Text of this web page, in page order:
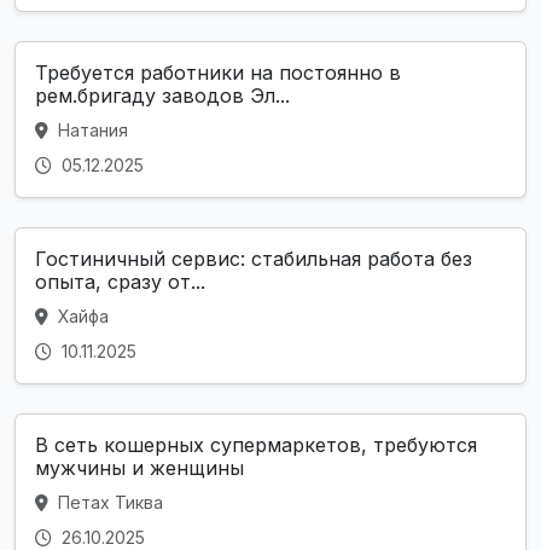
Требуется работники на постоянно в
рем.бригаду заводов Эл...
Натания
05.12.2025
Гостиничный сервис: стабильная работа без
опыта, сразу от...
Хайфа
10.11.2025
В сеть кошерных супермаркетов, требуются
мужчины и женщины
Петах Тиква
26.10.2025